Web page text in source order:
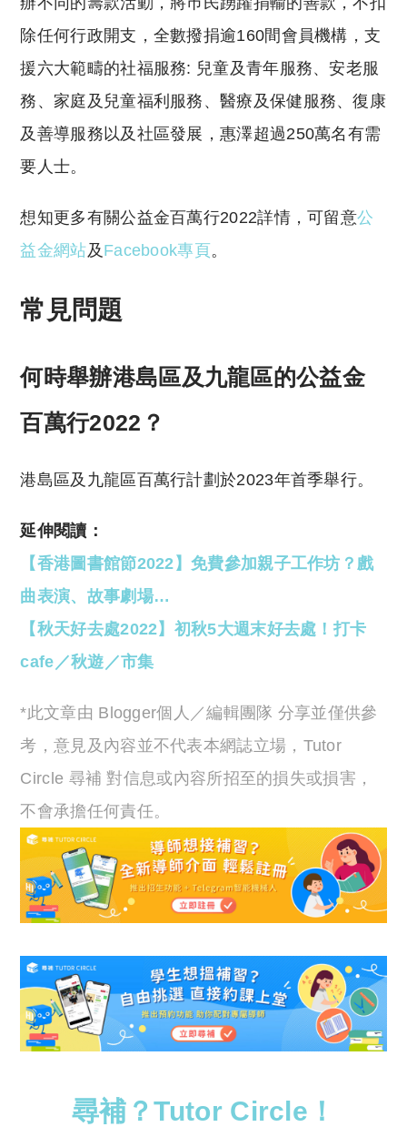
除任何行政開支，全數撥捐逾160間會員機構，支
援六大範疇的社福服務: 兒童及青年服務、安老服
務、家庭及兒童福利服務、醫療及保健服務、復康
及善導服務以及社區發展，惠澤超過250萬名有需
要人士。
想知更多有關公益金百萬行2022詳情，可留意公
益金網站及 Facebook專頁。
常見問題
何時舉辦港島區及九龍區的公益金
百萬行2022？
港島區及九龍區百萬行計劃於2023年首季舉行。
延伸閱讀：
【香港圖書館節2022】免費參加親子工作坊？戲
曲表演、故事劇場…
【秋天好去處2022】初秋5大週末好去處！打卡
cafe／秋遊／市集
*此文章由 Blogger個人／編輯團隊 分享並僅供參
考，意見及內容並不代表本網誌立場，Tutor
Circle 尋補 對信息或內容所招至的損失或損害，
不會承擔任何責任。
尋補？Tutor Circle！